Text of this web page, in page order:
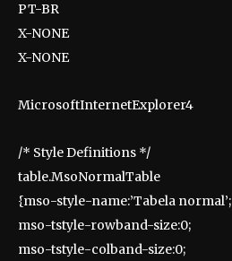
PT-BR
X-NONE
X-NONE
MicrosoftInternetExplorer4
/* Style Definitions */
table.MsoNormalTable
{mso-style-name:’Tabela normal’;
mso-tstyle-rowband-size:0;
mso-tstyle-colband-size:0;